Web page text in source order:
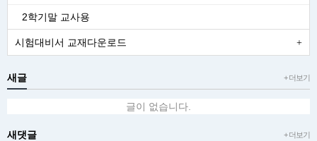
2학기말 교사용
시험대비서 교재다운로드
+ 더보기
새글
글이 없습니다.
+ 더보기
새댓글